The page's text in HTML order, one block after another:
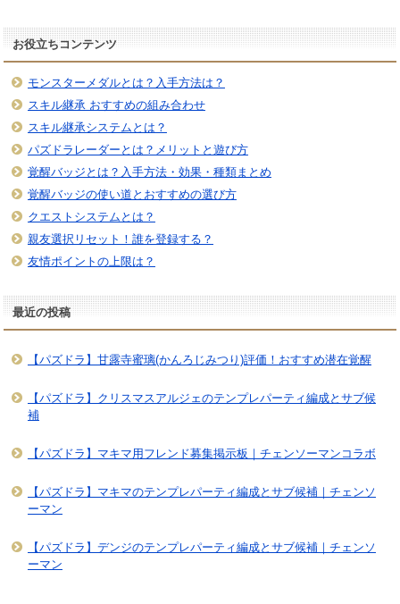
お役立ちコンテンツ
モンスターメダルとは？入手方法は？
スキル継承 おすすめの組み合わせ
スキル継承システムとは？
パズドラレーダーとは？メリットと遊び方
覚醒バッジとは？入手方法・効果・種類まとめ
覚醒バッジの使い道とおすすめの選び方
クエストシステムとは？
親友選択リセット！誰を登録する？
友情ポイントの上限は？
最近の投稿
【パズドラ】甘露寺蜜璃(かんろじみつり)評価！おすすめ潜在覚醒
【パズドラ】クリスマスアルジェのテンプレパーティ編成とサブ候
補
【パズドラ】マキマ用フレンド募集掲示板｜チェンソーマンコラボ
【パズドラ】マキマのテンプレパーティ編成とサブ候補｜チェンソ
ーマン
【パズドラ】デンジのテンプレパーティ編成とサブ候補｜チェンソ
ーマン